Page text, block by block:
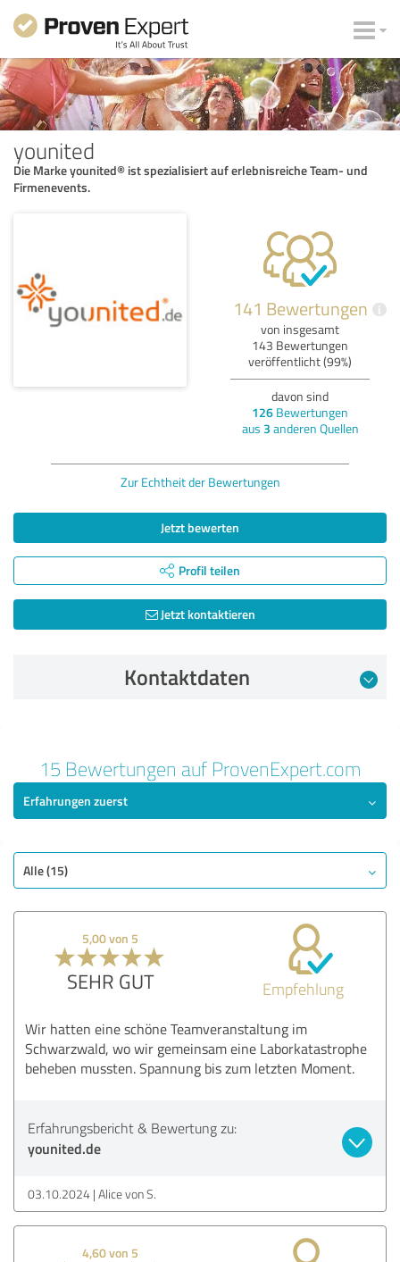
younited
Die Marke younited® ist spezialisiert auf erlebnisreiche Team- und
Firmenevents.
141 Bewertungen i
von insgesamt
143 Bewertungen
veröffentlicht (99%)
davon sind
126 Bewertungen
aus 3 anderen Quellen
Zur Echtheit der Bewertungen
Jetzt bewerten
Profil teilen
Jetzt kontaktieren
Kontaktdaten
4,60 von 5
Programm
Entertainment
Atmosphäre
15 Bewertungen auf ProvenExpert.com
Erfahrungen zuerst
Alle (15)
5,00 von 5
SEHR GUT Empfehlung
Wir hatten eine schöne Teamveranstaltung im
Schwarzwald, wo wir gemeinsam eine Laborkatastrophe
beheben mussten. Spannung bis zum letzten Moment.
Erfahrungsbericht & Bewertung zu:
younited.de
03.10.2024 Alice von S.
4,60 von 5